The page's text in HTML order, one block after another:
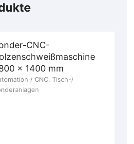
CNC-
x 1400 mm
/ CNC Tisch-/